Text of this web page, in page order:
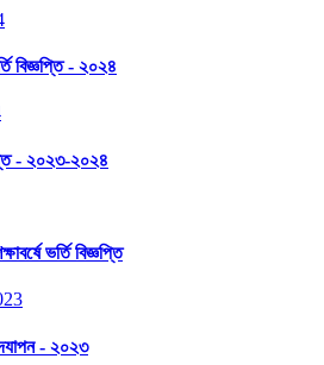
বিজ্ঞপ্তি - ২০২৪
- ২০২৩-২০২৪
ভর্তি বিজ্ঞপ্তি
- ২০২৩